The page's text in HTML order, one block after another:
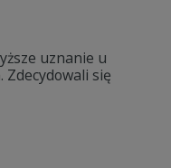
uznanie u
Zdecydowali się